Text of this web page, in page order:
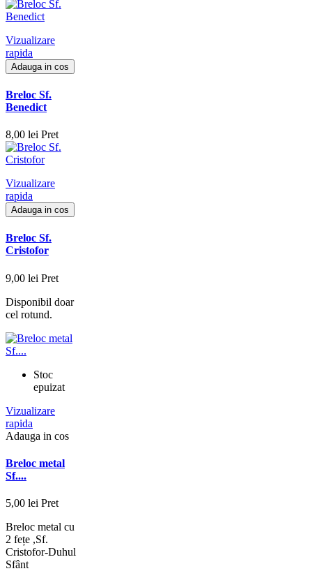
Vizualizare
rapida
Adauga in cos
Breloc Sf.
Benedict
8,00 lei Pret
Vizualizare
rapida
Adauga in cos
Breloc Sf.
Cristofor
9,00 lei Pret
Disponibil doar
cel rotund.
Stoc
epuizat
Vizualizare
rapida
Adauga in cos
Breloc metal
Sf....
5,00 lei Pret
Breloc metal cu
2 fețe ,Sf.
Cristofor-Duhul
Sfânt